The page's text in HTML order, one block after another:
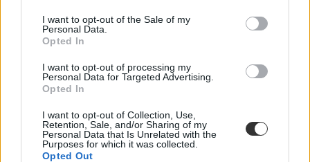
I want to opt-out of the Sale of my
Personal Data.
Opted In
I want to opt-out of processing my
Personal Data for Targeted Advertising.
Opted In
I want to opt-out of Collection, Use,
Retention, Sale, and/or Sharing of my
Personal Data that Is Unrelated with the
Purposes for which it was collected.
Opted Out